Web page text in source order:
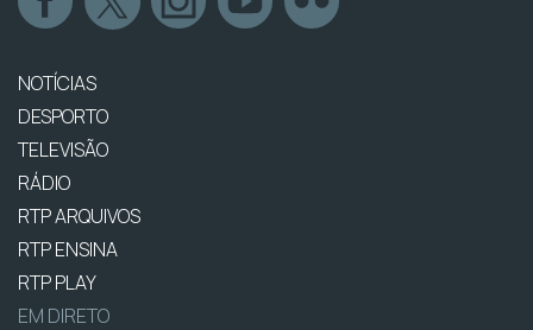
NOTÍCIAS
DESPORTO
TELEVISÃO
RÁDIO
RTP ARQUIVOS
RTP ENSINA
RTP PLAY
EM DIRETO